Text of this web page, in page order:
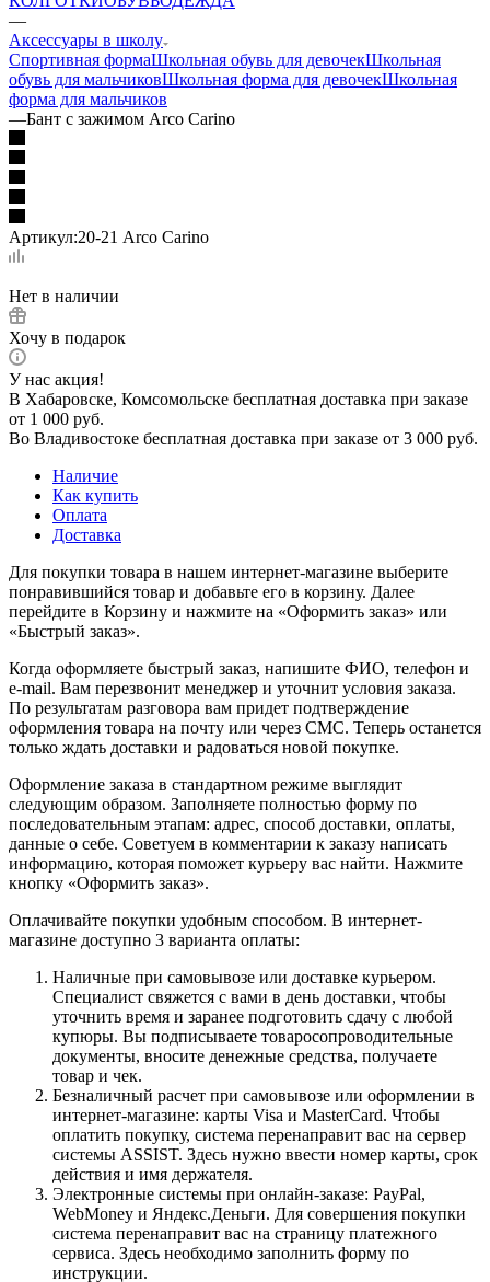
—
Аксессуары в школу
Спортивная формаШкольная обувь для девочекШкольная
обувь для мальчиковШкольная форма для девочекШкольная
форма для мальчиков
—Бант с зажимом Arco Carino
Артикул:20-21 Arco Carino
Нет в наличии
Хочу в подарок
У нас акция!
В Хабаровске, Комсомольске бесплатная доставка при заказе
от 1 000 руб.
Во Владивостоке бесплатная доставка при заказе от 3 000 руб.
Наличие
Как купить
Оплата
Доставка
Для покупки товара в нашем интернет-магазине выберите
понравившийся товар и добавьте его в корзину. Далее
перейдите в Корзину и нажмите на «Оформить заказ» или
«Быстрый заказ».
Когда оформляете быстрый заказ, напишите ФИО, телефон и
e-mail. Вам перезвонит менеджер и уточнит условия заказа.
По результатам разговора вам придет подтверждение
оформления товара на почту или через СМС. Теперь останется
только ждать доставки и радоваться новой покупке.
Оформление заказа в стандартном режиме выглядит
следующим образом. Заполняете полностью форму по
последовательным этапам: адрес, способ доставки, оплаты,
данные о себе. Советуем в комментарии к заказу написать
информацию, которая поможет курьеру вас найти. Нажмите
кнопку «Оформить заказ».
Оплачивайте покупки удобным способом. В интернет-
магазине доступно 3 варианта оплаты:
Наличные при самовывозе или доставке курьером.
Специалист свяжется с вами в день доставки, чтобы
уточнить время и заранее подготовить сдачу с любой
купюры. Вы подписываете товаросопроводительные
документы, вносите денежные средства, получаете
товар и чек.
Безналичный расчет при самовывозе или оформлении в
интернет-магазине: карты Visa и MasterCard. Чтобы
оплатить покупку, система перенаправит вас на сервер
системы ASSIST. Здесь нужно ввести номер карты, срок
действия и имя держателя.
Электронные системы при онлайн-заказе: PayPal,
WebMoney и Яндекс.Деньги. Для совершения покупки
система перенаправит вас на страницу платежного
сервиса. Здесь необходимо заполнить форму по
инструкции.